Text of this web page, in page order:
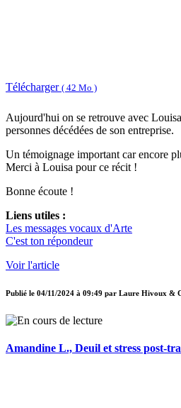
Télécharger ( 42 Mo )
Aujourd'hui on se retrouve avec
personnes décédées de son entreprise.
Un témoignage important car encore
Merci à Louisa pour ce récit !
Bonne écoute !
Liens utiles :
Les messages vocaux d'Arte
C'est ton répondeur
Voir l'article
Publié le 04/11/2024 à 09:49 par Laure Hivoux &
Amandine L., Deuil et stress post-